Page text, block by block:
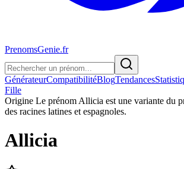
PrenomsGenie.fr
GénérateurCompatibilitéBlogTendances
Fille
Origine Le prénom Allicia est une variante du
des racines latines et espagnoles.
Allicia